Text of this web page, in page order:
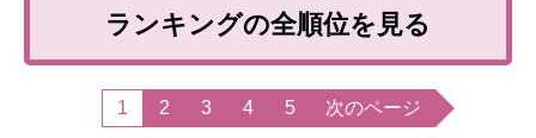
ランキングの全順位を見る
1 2 3 4 5 次のページ